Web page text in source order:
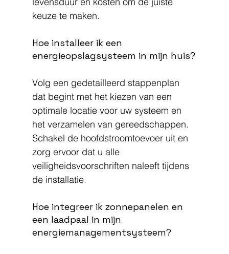
keuze te maken.
Hoe installeer ik een
energieopslagsysteem in mijn huis?
Volg een gedetailleerd stappenplan
dat begint met het kiezen van een
optimale locatie voor uw systeem en
het verzamelen van gereedschappen.
Schakel de hoofdstroomtoevoer uit en
zorg ervoor dat u alle
veiligheidsvoorschriften naleeft tijdens
de installatie.
Hoe integreer ik zonnepanelen en
een laadpaal in mijn
energiemanagementsysteem?